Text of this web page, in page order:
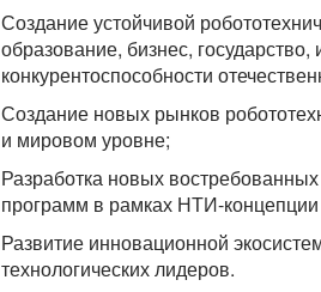
Создание устойчивой
образование, бизнес,
конкурентоспособности
Создание новых рынков
и мировом уровне;
Разработка новых
программ в рамках НТИ-концепции
Развитие инновационной
технологических лидеров.